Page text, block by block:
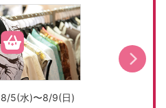
5(水)〜8/9(日)